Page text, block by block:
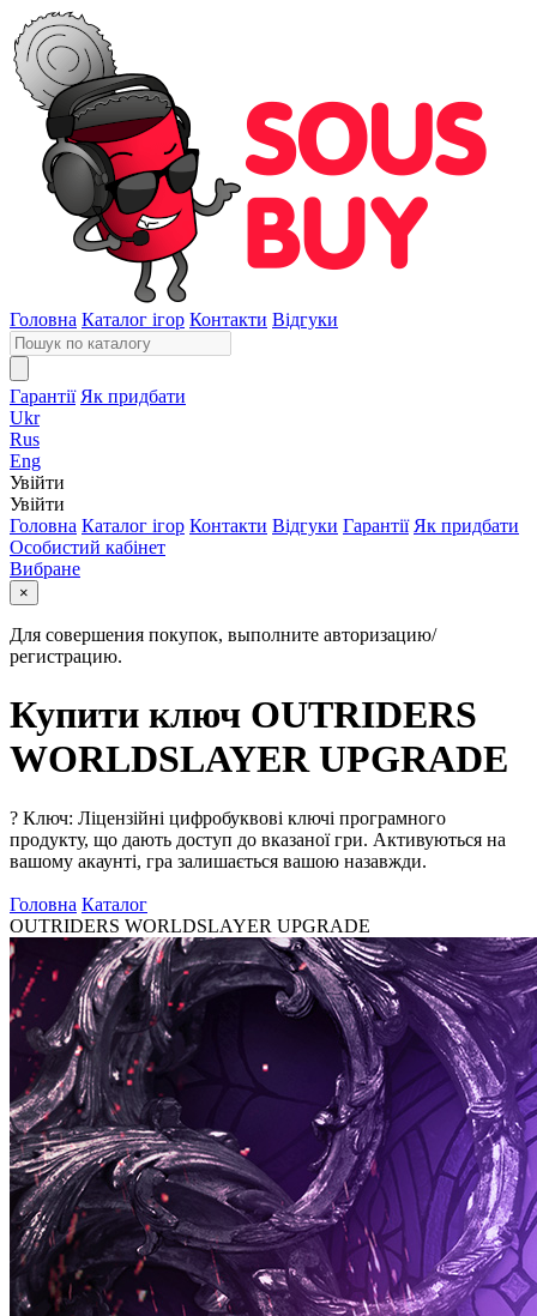
Головна Каталог ігор Контакти Відгуки
Гарантії Як придбати
Ukr
Rus
Eng
Увійти
Увійти
Головна Каталог ігор Контакти Відгуки Гарантії Як придбати
Особистий кабінет
Вибране
×
Для совершения покупок, выполните авторизацию/
регистрацию.
Купити ключ OUTRIDERS
WORLDSLAYER UPGRADE
? Ключ: Ліцензійні цифробуквові ключі програмного
продукту, що дають доступ до вказаної гри. Активуються на
вашому акаунті, гра залишається вашою назавжди.
Головна Каталог
OUTRIDERS WORLDSLAYER UPGRADE